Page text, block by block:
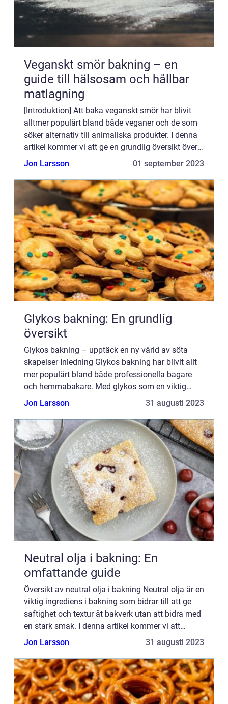
Veganskt smör bakning – en
guide till hälsosam och hållbar
matlagning
[Introduktion] Att baka veganskt smör har blivit
alltmer populärt bland både veganer och de som
söker alternativ till animaliska produkter. I denna
artikel kommer vi att ge en grundlig översikt över
veganskt smör bakning, inklusive olika typer,
Jon Larsson 01 september 2023
Glykos bakning: En grundlig
översikt
Glykos bakning – upptäck en ny värld av söta
skapelser Inledning Glykos bakning har blivit allt
mer populärt bland både professionella bagare
och hemmabakare. Med glykos som en viktig
ingrediens kan man uppnå en fantastisk struktur,
Jon Larsson 31 augusti 2023
Neutral olja i bakning: En
omfattande guide
Översikt av neutral olja i bakning Neutral olja är en
viktig ingrediens i bakning som bidrar till att ge
saftighet och textur åt bakverk utan att bidra med
en stark smak. I denna artikel kommer vi att
utforska olika aspekter av neutral olja i bakning...
Jon Larsson 31 augusti 2023